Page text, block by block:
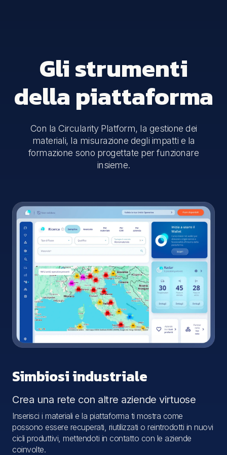
Gli strumenti
della piattaforma
Con la Circularity Platform, la gestione dei
materiali, la misurazione degli impatti e la
formazione sono progettate per funzionare
insieme.
Simbiosi industriale
Crea una rete con altre aziende virtuose
Inserisci i materiali e la piattaforma ti mostra come
possono essere recuperati, riutilizzati o reintrodotti in nuovi
cicli produttivi, mettendoti in contatto con le aziende
coinvolte.